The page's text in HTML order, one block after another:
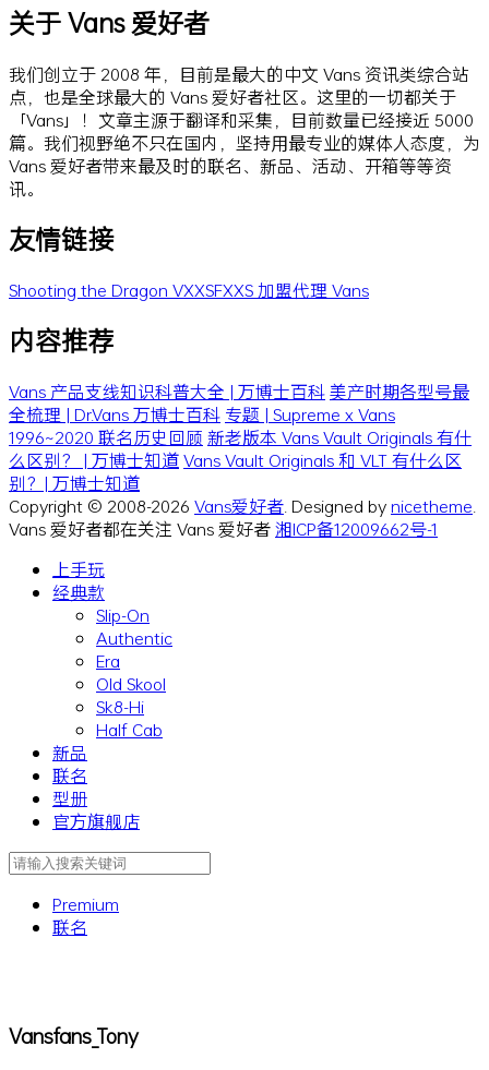
关于 Vans 爱好者
我们创立于 2008 年，目前是最大的中文 Vans 资讯类综合站
点，也是全球最大的 Vans 爱好者社区。这里的一切都关于
「Vans」！文章主源于翻译和采集，目前数量已经接近 5000
篇。我们视野绝不只在国内，坚持用最专业的媒体人态度，为
Vans 爱好者带来最及时的联名、新品、活动、开箱等等资
讯。
友情链接
Shooting the Dragon VXXSFXXS加盟代理 Vans
内容推荐
Vans 产品支线知识科普大全 | 万博士百科美产时期各型号最
全梳理 | Dr.Vans 万博士百科 专题 | Supreme x Vans
1996~2020 联名历史回顾 新老版本 Vans Vault Originals 有什
么区别？ | 万博士知道Vans Vault Originals 和 VLT 有什么区
别？| 万博士知道
Copyright © 2008-2026 Vans爱好者 . Designed bynicetheme
Vans 爱好者都在关注 Vans 爱好者湘ICP备12009662号-1
上手玩
经典款
Slip-On
Authentic
Era
Old Skool
Sk8-Hi
Half Cab
新品
联名
型册
官方旗舰店
Premium
联名
Vansfans_Tony